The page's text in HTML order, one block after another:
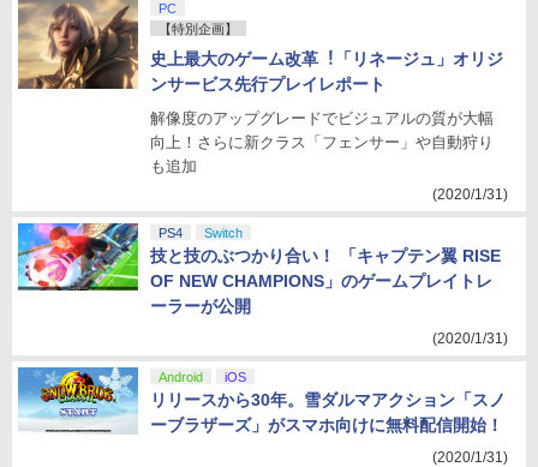
PC
【特別企画】
史上最大のゲーム改革︕「リネージュ」オリジ
ンサービス先行プレイレポート
解像度のアップグレードでビジュアルの質が大幅
向上！さらに新クラス「フェンサー」や自動狩り
も追加
(2020/1/31)
PS4 Switch
技と技のぶつかり合い！ 「キャプテン翼 RISE
OF NEW CHAMPIONS」のゲームプレイトレ
ーラーが公開
(2020/1/31)
Android iOS
リリースから30年。雪ダルマアクション「スノ
ーブラザーズ」がスマホ向けに無料配信開始！
(2020/1/31)